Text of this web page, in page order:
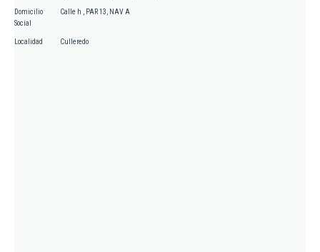
Domicilio
Social
Calle h , PAR 13, NAV A
Localidad Culleredo